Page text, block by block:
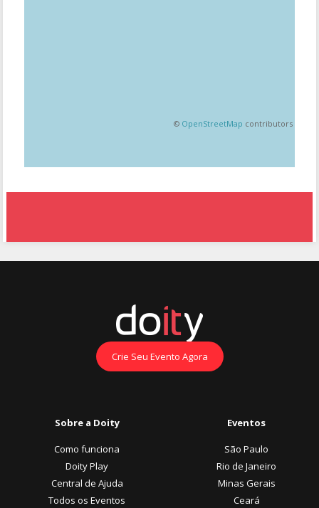
© OpenStreetMap contributors
Crie Seu Evento Agora
Sobre a Doity
Como funciona
Doity Play
Central de Ajuda
Todos os Eventos
Eventos
São Paulo
Rio de Janeiro
Minas Gerais
Ceará